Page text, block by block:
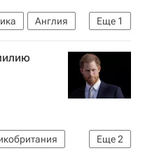
Еще 1
Англия
Еще2